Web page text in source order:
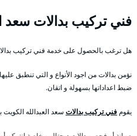
فني تركيب بدالات سعد
هل ترغب بالحصول على خدمة فني تركيب
نؤمن بدالات من اجود الأنواع و التي تنطبق
ضبط اعداداتها بسهولة و اتقان.
يقوم فني تركيب بدالات سعد العبدالله الكويت